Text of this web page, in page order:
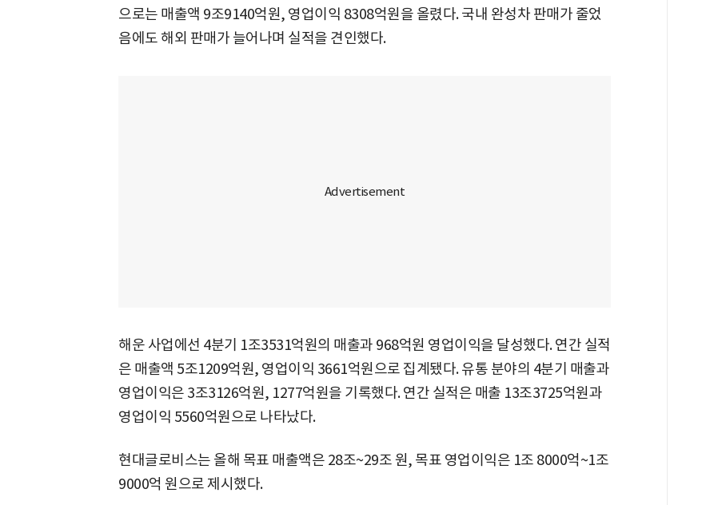
으로는 매출액 9조9140억원, 영업이익 8308억원을 올렸다. 국내 완성차 판매가 줄었
음에도 해외 판매가 늘어나며 실적을 견인했다.
해운 사업에선 4분기 1조3531억원의 매출과 968억원 영업이익을 달성했다. 연간 실적
은 매출액 5조1209억원, 영업이익 3661억원으로 집계됐다. 유통 분야의 4분기 매출과
영업이익은 3조3126억원, 1277억원을 기록했다. 연간 실적은 매출 13조3725억원과
영업이익 5560억원으로 나타났다.
현대글로비스는 올해 목표 매출액은 28조~29조 원, 목표 영업이익은 1조 8000억~1조
9000억 원으로 제시했다.